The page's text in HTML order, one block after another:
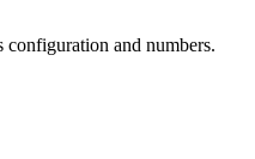
and numbers.